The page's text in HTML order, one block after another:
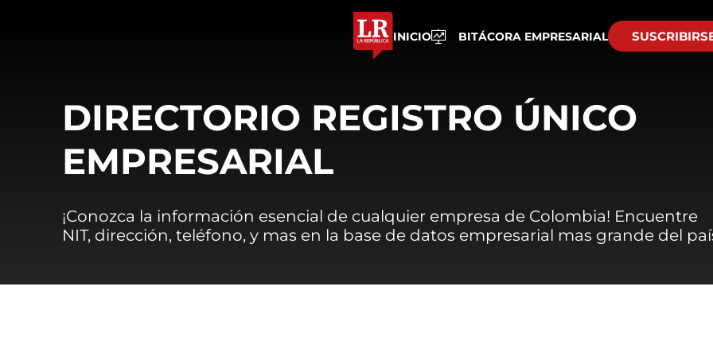
INICIO BITÁCORA EMPRESARIAL
DIRECTORIO REGISTRO ÚNICO
EMPRESARIAL
¡Conozca la información esencial de cualquier empresa de Colombia! Encuentre
NIT, dirección, teléfono, y mas en la base de datos empresarial mas grande del